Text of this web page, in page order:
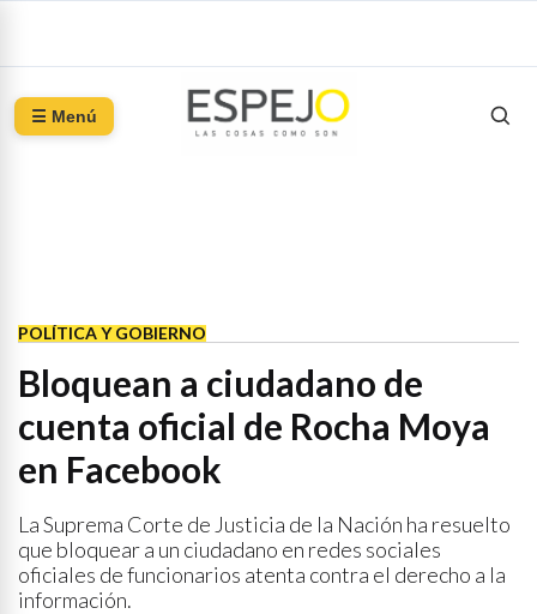
☰ Menú
POLÍTICA Y GOBIERNO
Bloquean a ciudadano de
cuenta oficial de Rocha Moya
en Facebook
La Suprema Corte de Justicia de la Nación ha resuelto
que bloquear a un ciudadano en redes sociales
oficiales de funcionarios atenta contra el derecho a la
información.